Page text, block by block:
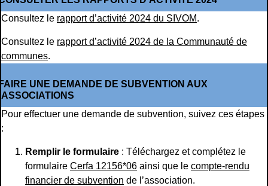
Consultez le rapport d’activité 2024 du SIVOM.
Consultez le rapport d’activité 2024 de la Communauté de
communes.
UNE DEMANDE DE SUBVENTION AUX
ASSOCIATIONS
Pour effectuer une demande de subvention, suivez ces étapes
:
Remplir le formulaire : Téléchargez et complétez le
formulaire Cerfa 12156*06 ainsi que le compte-rendu
financier de subvention de l’association.